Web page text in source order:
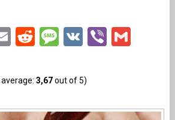
EmailRedditMessage
VKViber
3,67out of 5)